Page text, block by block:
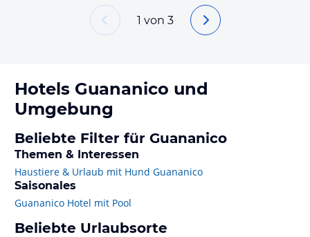
1 von 3
Hotels Guananico und
Umgebung
Beliebte Filter für Guananico
Themen & Interessen
Haustiere & Urlaub mit Hund Guananico
Saisonales
Guananico Hotel mit Pool
Beliebte Urlaubsorte